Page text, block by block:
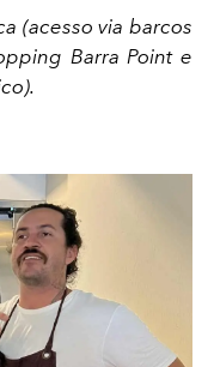
(acesso via barcos
Barra Point e